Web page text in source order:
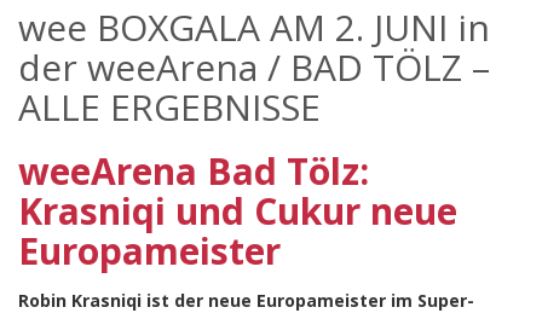
wee BOXGALA AM 2. JUNI in
der weeArena / BAD TÖLZ –
ALLE ERGEBNISSE
weeArena Bad Tölz:
Krasniqi und Cukur neue
Europameister
Robin Krasniqi ist der neue Europameister im Super-